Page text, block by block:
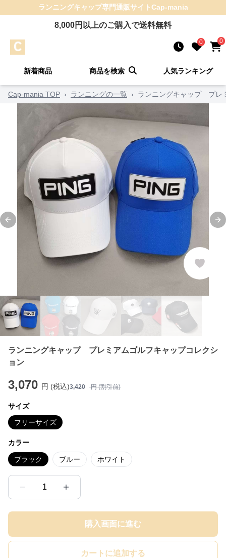
ランニングキャップ専門通販サイトCap-mania
8,000円以上のご購入で送料無料
0 0
新着商品 商品を検索 人気ランキング
Cap-mania TOP › ランニングの一覧 › ランニングキャップ プレ
Previous slide
ランニングキャップ プレミアムゴルフキャップコレクシ
ョン
3,070 円 (税込)3,420 円 (割引前)
サイズ
フリーサイズ
カラー
ブラック ブルー ホワイト
1
購入画面に進む
カートに追加する